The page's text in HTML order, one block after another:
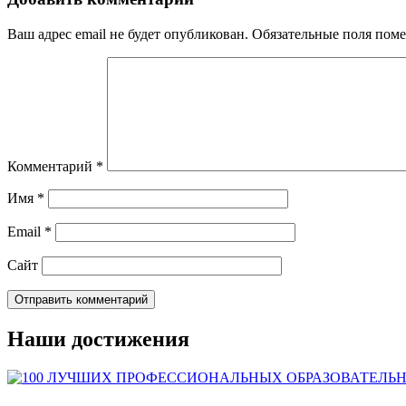
Ваш адрес email не будет опубликован. Обязательные поля
Комментарий *
Имя *
Email *
Сайт
Наши достижения